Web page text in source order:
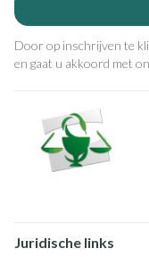
Door op inschrijven te
en gaat u akkoord met
Juridische links